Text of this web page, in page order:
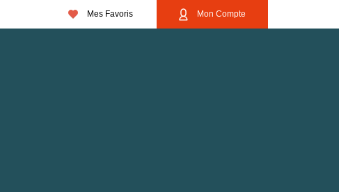
Mes Favoris Mon Compte